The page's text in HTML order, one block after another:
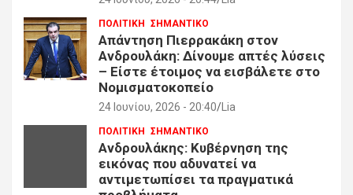
ΠΟΛΙΤΙΚΗ ΣΗΜΑΝΤΙΚΟ
Απάντηση Πιερρακάκη στον
Ανδρουλάκη: Δίνουμε απτές λύσεις
– Είστε έτοιμος να εισβάλετε στο
Νομισματοκοπείο
24 Ιουνίου, 2026 - 20:40 Lia
ΠΟΛΙΤΙΚΗ ΣΗΜΑΝΤΙΚΟ
Ανδρουλάκης: Κυβέρνηση της
εικόνας που αδυνατεί να
αντιμετωπίσει τα πραγματικά